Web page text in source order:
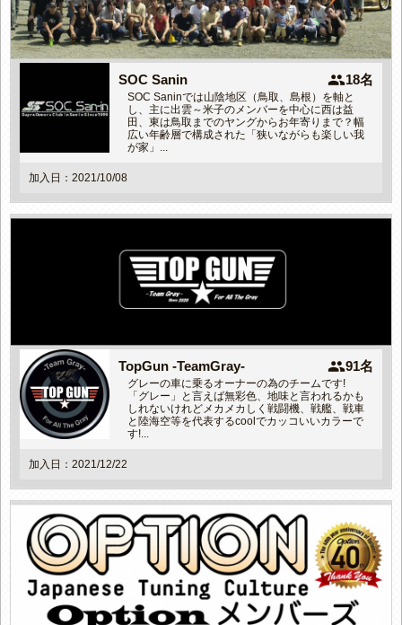
SOC Sanin people18名
SOC Saninでは山陰地区（鳥取、島根）を軸と
し、主に出雲～米子のメンバーを中心に西は益
田、東は鳥取までのヤングからお年寄りまで？幅
広い年齢層で構成された「狭いながらも楽しい我
が家」...
加入日：2021/10/08
TopGun -TeamGray- people91名
グレーの車に乗るオーナーの為のチームです!
「グレー」と言えば無彩色、地味と言われるかも
しれないけれどメカメカしく戦闘機、戦艦、戦車
と陸海空等を代表するcoolでカッコいいカラーで
す!...
加入日：2021/12/22